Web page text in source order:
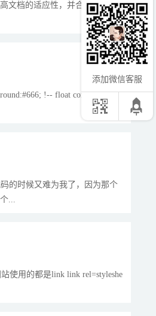
文档的适应性，并合理提高关
!-- float container -- di
的时候又难为我了，因为那个
...
使用的都是link link rel=styleshe
添加微信客服